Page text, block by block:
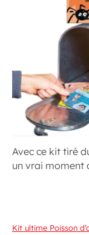
Avec ce kit tiré
un vrai moment
Kit ultime Poisson